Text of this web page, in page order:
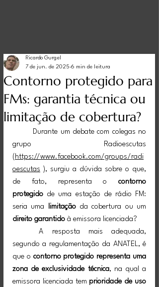
Contorno protegido para
FMs: garantia técnica ou
limitação de cobertura?
Ricardo Gurgel
7 de jun. de 2025 6 min de leitura
grupo Radioescutas
( https://www.facebook.com/groups/radi
oescutas ), surgiu a dúvida sobre o que,
de fato, representa o contorno
protegido de uma estação de rádio FM:
seria uma limitação
direito garantido à emissora licenciada?
	A resposta mais adequada,
segundo a regulamentação da ANATEL, é
que o contorno protegido representa uma
zona de exclusividade técnica, na qual a
emissora licenciada tem prioridade de uso